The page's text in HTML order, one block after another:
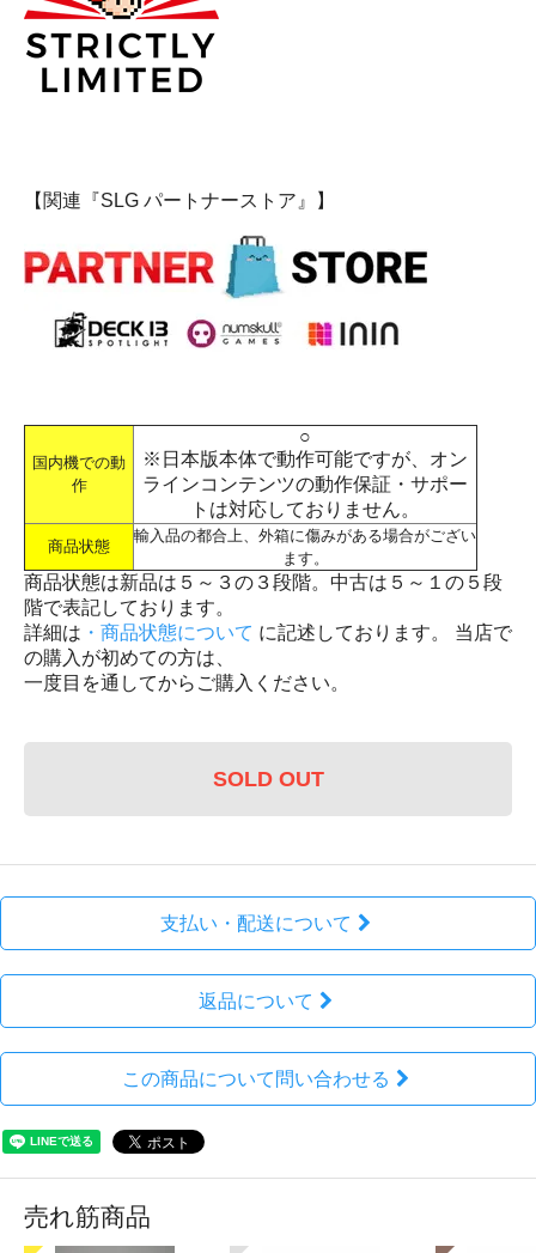
【関連『SLG パートナーストア』】
国内機での動
作
○
※日本版本体で動作可能ですが、オン
ラインコンテンツの動作保証・サポー
トは対応しておりません。
商品状態
輸入品の都合上、外箱に傷みがある場合がござい
ます。
商品状態は新品は５～３の３段階。中古は５～１の５段
階で表記しております。
詳細は ・商品状態について に記述しております。 当店で
の購入が初めての方は、
一度目を通してからご購入ください。
SOLD OUT
支払い・配送について
返品について
この商品について問い合わせる
売れ筋商品